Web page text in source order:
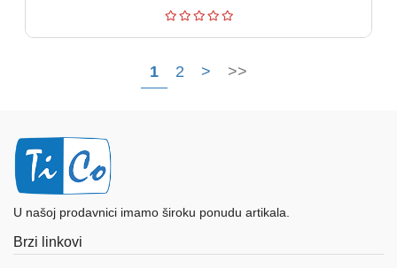
1 2 > >>
U našoj prodavnici imamo široku ponudu artikala.
Brzi linkovi